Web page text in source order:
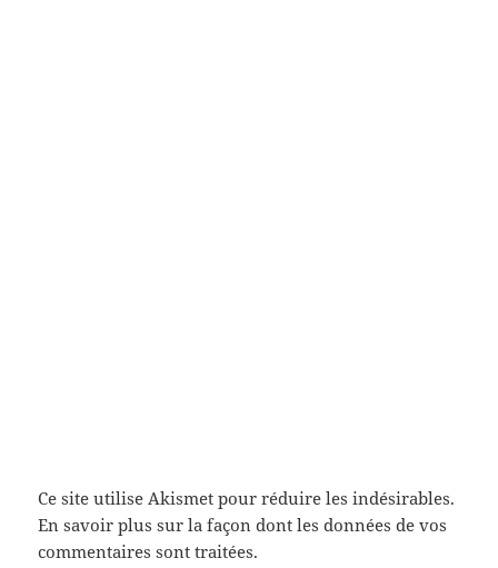
Ce site utilise Akismet pour réduire les indésirables.
En savoir plus sur la façon dont les données de vos
commentaires sont traitées.